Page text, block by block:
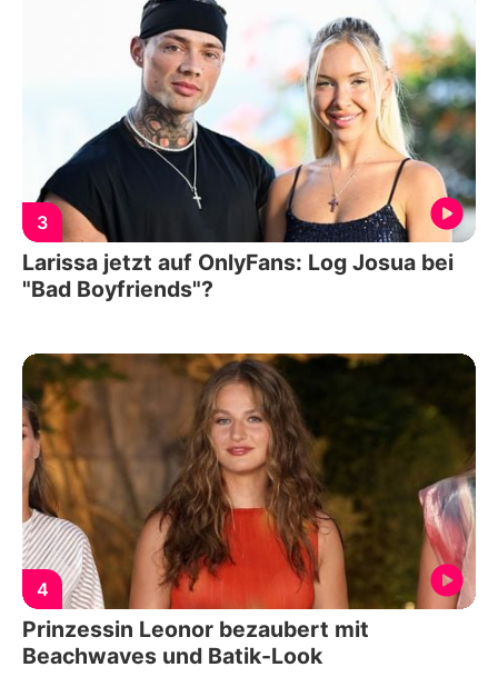
3
Larissa jetzt auf OnlyFans: Log Josua bei
"Bad Boyfriends"?
4
Prinzessin Leonor bezaubert mit
Beachwaves und Batik-Look